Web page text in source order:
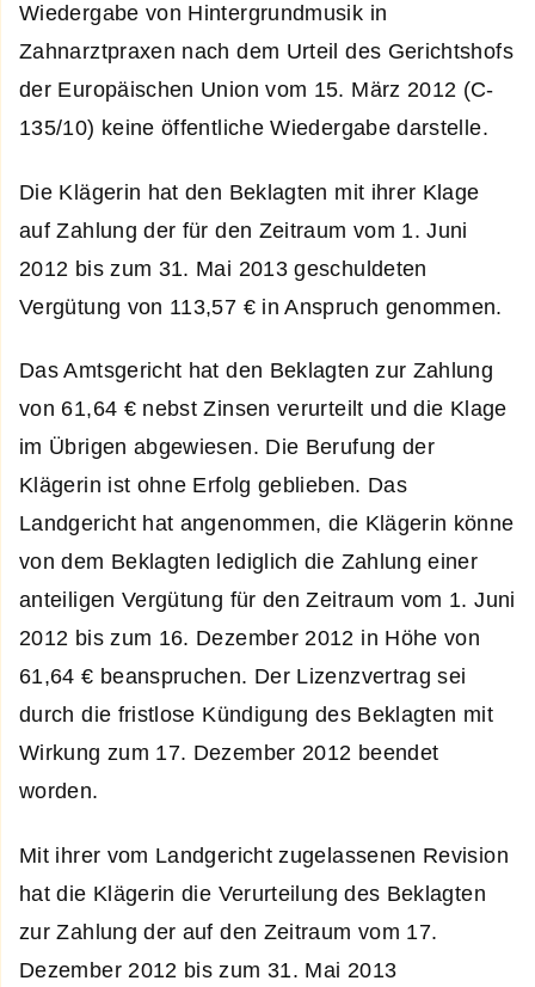
Wiedergabe von Hintergrundmusik in
Zahnarztpraxen nach dem Urteil des Gerichtshofs
der Europäischen Union vom 15. März 2012 (C-
135/10) keine öffentliche Wiedergabe darstelle.
Die Klägerin hat den Beklagten mit ihrer Klage
auf Zahlung der für den Zeitraum vom 1. Juni
2012 bis zum 31. Mai 2013 geschuldeten
Vergütung von 113,57 € in Anspruch genommen.
Das Amtsgericht hat den Beklagten zur Zahlung
von 61,64 € nebst Zinsen verurteilt und die Klage
im Übrigen abgewiesen. Die Berufung der
Klägerin ist ohne Erfolg geblieben. Das
Landgericht hat angenommen, die Klägerin könne
von dem Beklagten lediglich die Zahlung einer
anteiligen Vergütung für den Zeitraum vom 1. Juni
2012 bis zum 16. Dezember 2012 in Höhe von
61,64 € beanspruchen. Der Lizenzvertrag sei
durch die fristlose Kündigung des Beklagten mit
Wirkung zum 17. Dezember 2012 beendet
worden.
Mit ihrer vom Landgericht zugelassenen Revision
hat die Klägerin die Verurteilung des Beklagten
zur Zahlung der auf den Zeitraum vom 17.
Dezember 2012 bis zum 31. Mai 2013